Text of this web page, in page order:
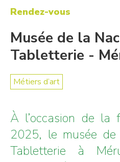
Rendez-vous
Musée de la
Tabletterie -
Métiers d’art
À l’occasion de la
2025, le musée
Tabletterie à